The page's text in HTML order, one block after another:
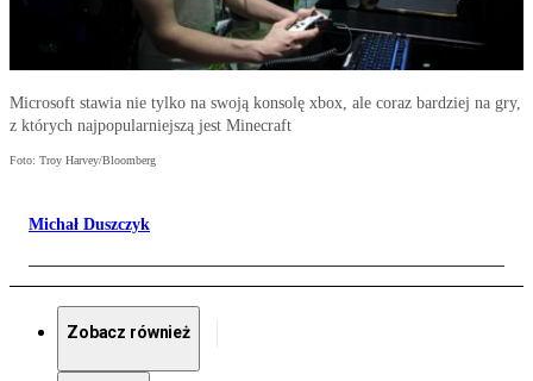
Microsoft stawia nie tylko na swoją konsolę xbox, ale coraz bardziej na gry,
z których najpopularniejszą jest Minecraft
Foto: Troy Harvey/Bloomberg
Michał Duszczyk
Zobacz również